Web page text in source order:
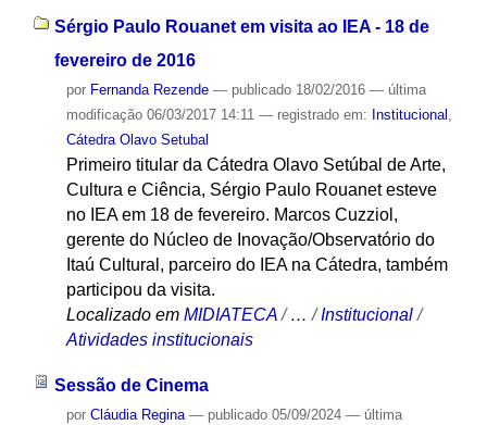
Sérgio Paulo Rouanet em visita ao IEA - 18 de
fevereiro de 2016
por Fernanda Rezende — publicado18/02/2016 — última
modificação06/03/2017 14:11 — registrado em: Institucional
Cátedra Olavo Setubal
Primeiro titular da Cátedra Olavo Setúbal de Arte,
Cultura e Ciência, Sérgio Paulo Rouanet esteve
no IEA em 18 de fevereiro. Marcos Cuzziol,
gerente do Núcleo de Inovação/Observatório do
Itaú Cultural, parceiro do IEA na Cátedra, também
participou da visita.
Localizado em MIDIATECA /…/Institucional /
Atividades institucionais
Sessão de Cinema
por Cláudia Regina — publicado05/09/2024 — última